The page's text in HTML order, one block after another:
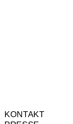
KONTAKT